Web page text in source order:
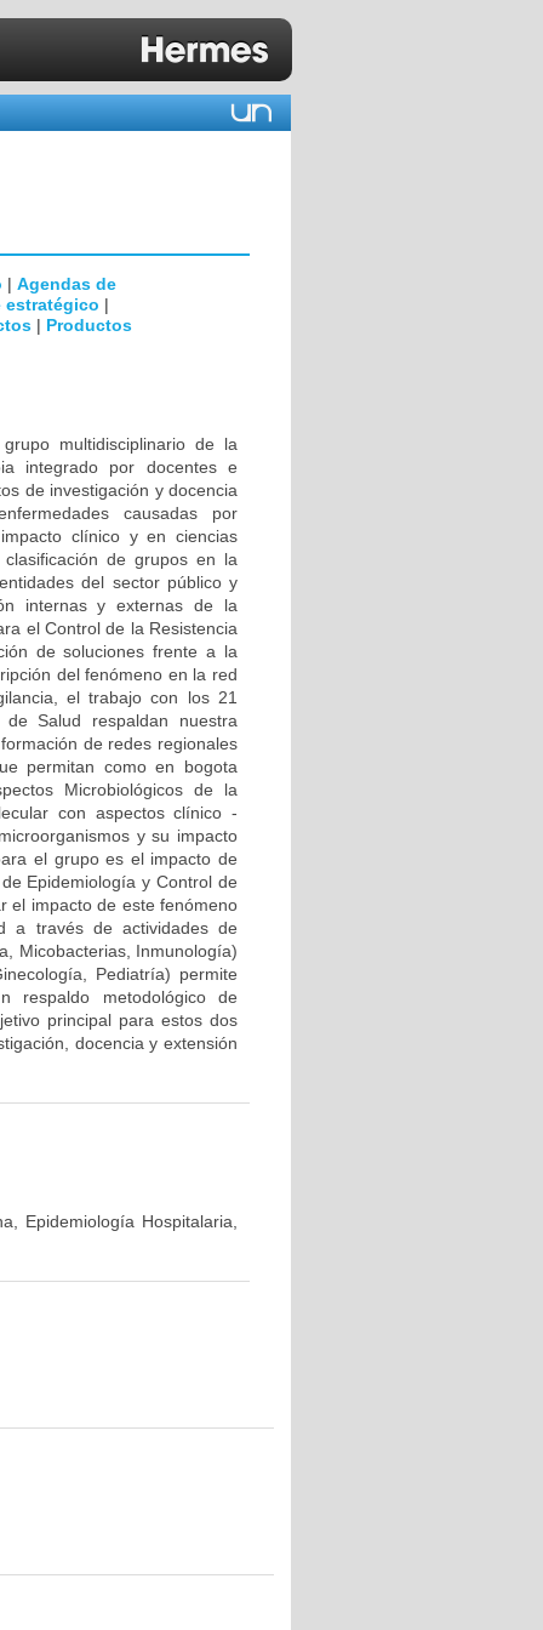
| Agendas de
estratégico |
| Productos
multidisciplinario de la
integrado por docentes e
de investigación y docencia
causadas por
clínico y en ciencias
de grupos en la
del sector público y
internas y externas de la
el Control de la Resistencia
de soluciones frente a la
del fenómeno en la red
el trabajo con los 21
Salud respaldan nuestra
de redes regionales
permitan como en bogota
Microbiológicos de la
con aspectos clínico -
y su impacto
el grupo es el impacto de
Epidemiología y Control de
el impacto de este fenómeno
a través de actividades de
Micobacterias, Inmunología)
Pediatría) permite
respaldo metodológico de
principal para estos dos
docencia y extensión
Epidemiología Hospitalaria,